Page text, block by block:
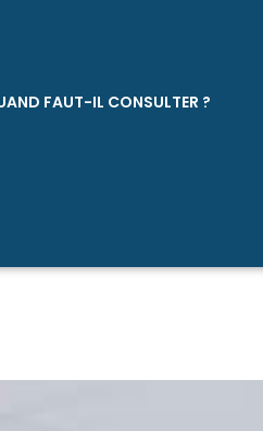
FAUT-IL CONSULTER ?